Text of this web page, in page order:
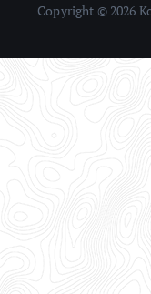
Copyright © 2026